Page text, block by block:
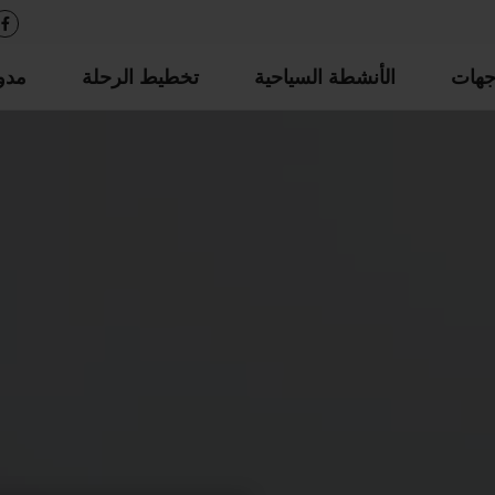
الأنشطة السياحية تخطيط الرحلة